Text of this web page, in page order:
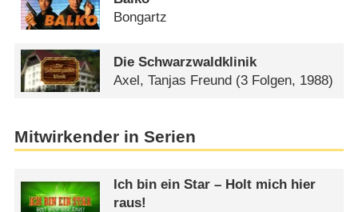
Bongartz
Die Schwarzwaldklinik
Axel, Tanjas Freund (3 Folgen, 1988)
Mitwirkender in Serien
Ich bin ein Star – Holt mich hier
raus!